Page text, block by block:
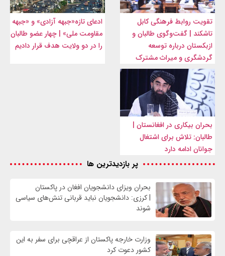
تقویت روابط فرهنگی کابل
تاشکند | گفت‌وگوی طالبان و
ازبکستان درباره توسعه
گردشگری و میراث مشترک
ادعای تازه«جبهه آزادی» و «جبهه
مقاومت ملی» | چهار عضو طالبان
را در دو ولایت هدف قرار دادیم
بحران بیکاری در افغانستان |
طالبان: تلاش برای اشتغال
جوانان ادامه دارد
پر بازدیدترین ها
بحران ویزای دانشجویان افغان در پاکستان
| کرزی: دانشجویان نباید قربانی تنش‌های سیاسی
شوند
وزارت خارجه پاکستان از عراقچی برای سفر به این
کشور دعوت کرد